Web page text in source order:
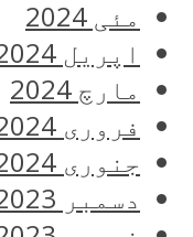
مئی 2024
اپریل 2024
مارچ 2024
فروری 2024
جنوری 2024
دسمبر 2023